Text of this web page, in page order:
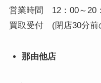
営業時間 12：00～20
買取受付 (閉店30分前
那由他店